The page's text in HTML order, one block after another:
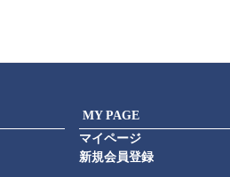
MY PAGE
マイページ
新規会員登録